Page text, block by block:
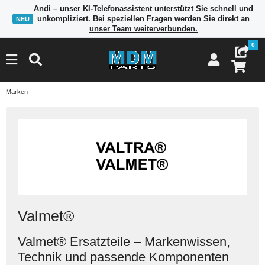
NEU
Andi – unser KI-Telefonassistent unterstützt Sie schnell und
unkompliziert. Bei speziellen Fragen werden Sie direkt an
unser Team weiterverbunden.
0
Marken
Valmet®
Valmet® Ersatzteile – Markenwissen,
Technik und passende Komponenten